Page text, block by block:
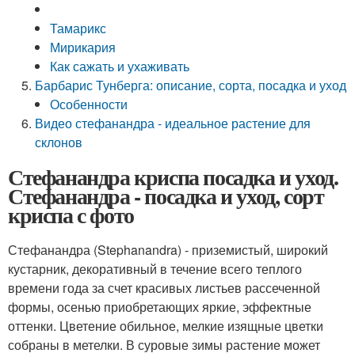
Тамарикс
Мирикария
Как сажать и ухаживать
Барбарис Тунберга: описание, сорта, посадка и уход
Особенности
Видео стефанандра - идеальное растение для
склонов
Стефанандра криспа посадка и уход.
Стефанандра - посадка и уход, сорт
криспа с фото
Стефанандра (Stephanandra) - приземистый, широкий
кустарник, декоративный в течение всего теплого
времени года за счет красивых листьев рассеченной
формы, осенью приобретающих яркие, эффектные
оттенки. Цветение обильное, мелкие изящные цветки
собраны в метелки. В суровые зимы растение может